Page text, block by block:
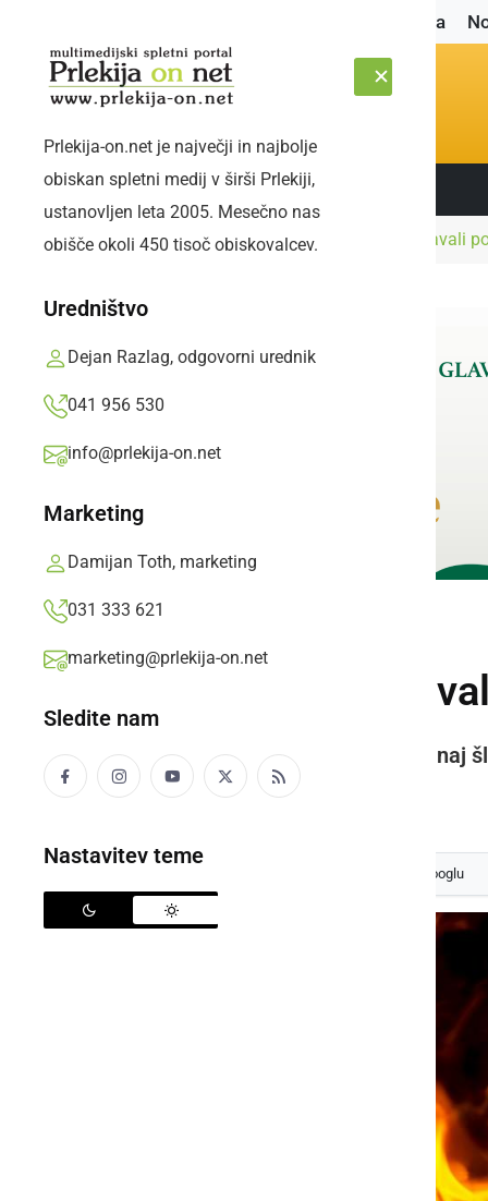
Naslovnica
PETEK, 7. AVGUST 2026 Sledite nam:
Prlekija-on.net je največji in najbolje
obiskan spletni medij v širši Prlekiji,
ustanovljen leta 2005. Mesečno nas
obišče okoli 450 tisoč obiskovalcev.
Uredništvo
Dejan Razlag, odgovorni urednik
041 956 530
info@prlekija-on.net
Marketing
Damijan Toth, marketing
031 333 621
marketing@prlekija-on.net
Sledite nam
Nastavitev teme
Naslovnica Črna kronikaPolicisti obravnavali
Policisti
Po do sedaj zbranih podatkih bi naj
Prlekija-on.net,nedelja, 18. maj 2025 ob 12:18
kot svoj prednostni vir na Googlu